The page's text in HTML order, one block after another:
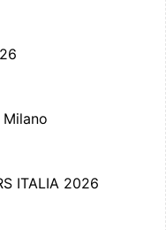
ITALIA 2026